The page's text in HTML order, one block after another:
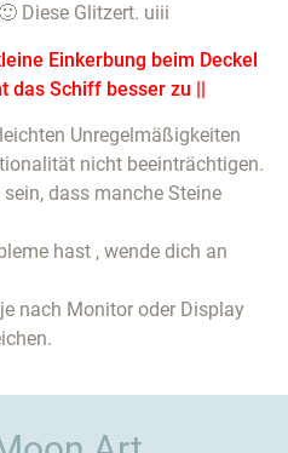
Diese Glitzert. uiii
Einkerbung beim Deckel
das Schiff besser zu ||
Unregelmäßigkeiten
nicht beeinträchtigen.
dass manche Steine
hast , wende dich an
nach Monitor oder Display